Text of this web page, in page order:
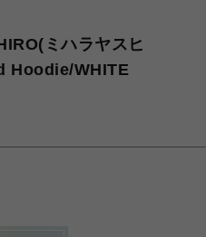
ミハラヤスヒ
Hoodie/WHITE